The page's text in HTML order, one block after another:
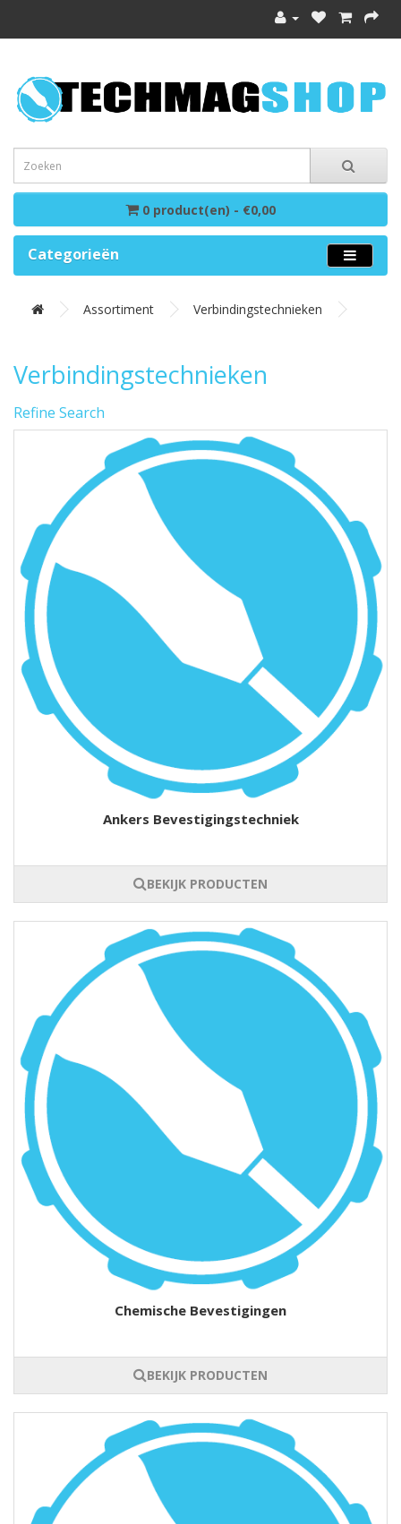
0 product(en) - €0,00
Categorieën
Assortiment Verbindingstechnieken
Verbindingstechnieken
Refine Search
Ankers Bevestigingstechniek
BEKIJK PRODUCTEN
Chemische Bevestigingen
BEKIJK PRODUCTEN